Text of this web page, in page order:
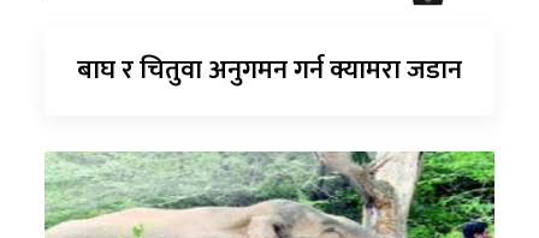
बाघ र चितुवा अनुगमन गर्न क्यामरा जडान